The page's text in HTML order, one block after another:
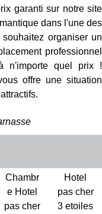
garanti sur notre site
dans l'une des
organiser un
professionnel
n'importe quel prix !
offre une situation
Chambr
e Hotel
pas cher
Hotel
pas cher
3 etoiles